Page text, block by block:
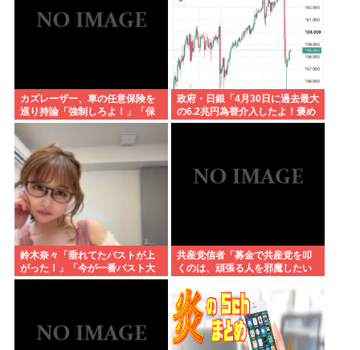
カズレーザー、車の任意保険を
巡り持論「強制しろよ！」「保
険にも入れないヤツは運転すん
なよ」
政府・日銀「4月30日に過去最大
の6.2兆円為替介入したよ！褒め
てよ！」
鈴木奈々「垂れてたバストが上
がった！」「今が一番バスト大
きい！」 下着姿を公開、豊満な
共産党信者「募金で共産党を叩
くのは、頑張る人を邪魔したい
のせい」